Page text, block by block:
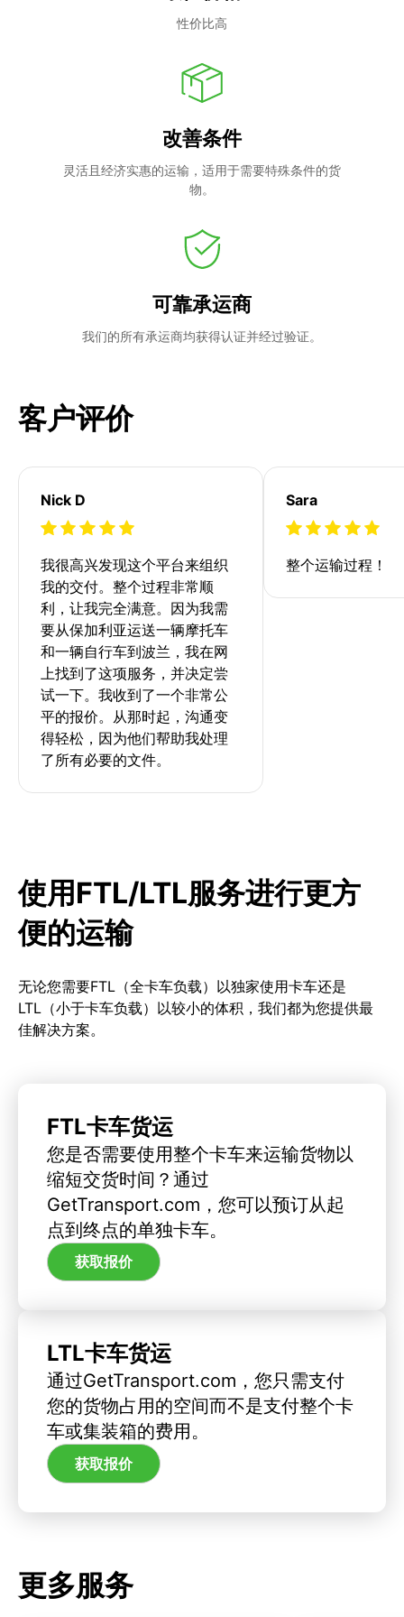
性价比高
改善条件
灵活且经济实惠的运输，适用于需要特殊条件的货
物。
可靠承运商
我们的所有承运商均获得认证并经过验证。
客户评价
Nick D
我很高兴发现这个平台来组织
我的交付。整个过程非常顺
利，让我完全满意。因为我需
要从保加利亚运送一辆摩托车
和一辆自行车到波兰，我在网
上找到了这项服务，并决定尝
试一下。我收到了一个非常公
平的报价。从那时起，沟通变
得轻松，因为他们帮助我处理
了所有必要的文件。
Sara
整个运输过程！
使用FTL/LTL服务进行更方
便的运输
无论您需要FTL（全卡车负载）以独家使用卡车还是
LTL（小于卡车负载）以较小的体积，我们都为您提供最
佳解决方案。
FTL卡车货运
您是否需要使用整个卡车来运输货物以
缩短交货时间？通过
GetTransport.com，您可以预订从起
点到终点的单独卡车。
获取报价
LTL卡车货运
通过GetTransport.com，您只需支付
您的货物占用的空间而不是支付整个卡
车或集装箱的费用。
获取报价
更多服务